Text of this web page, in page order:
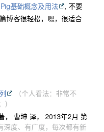
基础概念及用法
, 不要
博客很轻松，嗯，很适合
（个人看法：非常不
， 曹坤 译， 2013年2月 第
深度、有广度，每次都有新